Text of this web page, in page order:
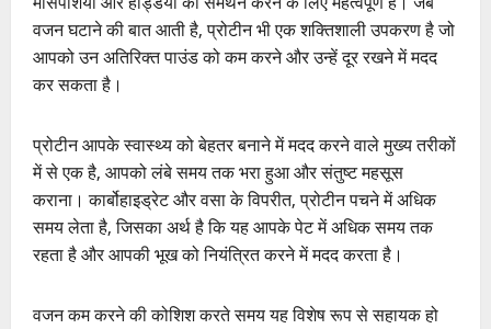
वजन घटाने की बात आती है, प्रोटीन भी एक शक्तिशाली उपकरण है जो
आपको उन अतिरिक्त पाउंड को कम करने और उन्हें दूर रखने में मदद
कर सकता है।
प्रोटीन आपके स्वास्थ्य को बेहतर बनाने में मदद करने वाले मुख्य तरीकों
में से एक है, आपको लंबे समय तक भरा हुआ और संतुष्ट महसूस
कराना। कार्बोहाइड्रेट और वसा के विपरीत, प्रोटीन पचने में अधिक
समय लेता है, जिसका अर्थ है कि यह आपके पेट में अधिक समय तक
रहता है और आपकी भूख को नियंत्रित करने में मदद करता है।
वजन कम करने की कोशिश करते समय यह विशेष रूप से सहायक हो